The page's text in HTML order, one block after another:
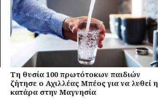
Τη θυσία 100 πρωτότοκων παιδιών
ζήτησε ο Αχιλλέας Μπέος για να λυθεί η
κατάρα στην Μαγνησία